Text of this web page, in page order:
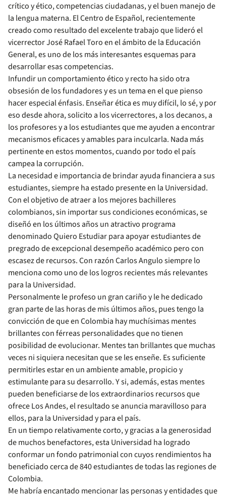
crítico y ético, competencias ciudadanas, y el buen manejo de
la lengua materna. El Centro de Español, recientemente
creado como resultado del excelente trabajo que lideró el
vicerrector José Rafael Toro en el ámbito de la Educación
General, es uno de los más interesantes esquemas para
desarrollar esas competencias.
Infundir un comportamiento ético y recto ha sido otra
obsesión de los fundadores y es un tema en el que pienso
hacer especial énfasis. Enseñar ética es muy difícil, lo sé, y por
eso desde ahora, solicito a los vicerrectores, a los decanos, a
los profesores y a los estudiantes que me ayuden a encontrar
mecanismos eficaces y amables para inculcarla. Nada más
pertinente en estos momentos, cuando por todo el país
campea la corrupción.
La necesidad e importancia de brindar ayuda financiera a sus
estudiantes, siempre ha estado presente en la Universidad.
Con el objetivo de atraer a los mejores bachilleres
colombianos, sin importar sus condiciones económicas, se
diseñó en los últimos años un atractivo programa
denominado Quiero Estudiar para apoyar estudiantes de
pregrado de excepcional desempeño académico pero con
escasez de recursos. Con razón Carlos Angulo siempre lo
menciona como uno de los logros recientes más relevantes
para la Universidad.
Personalmente le profeso un gran cariño y le he dedicado
gran parte de las horas de mis últimos años, pues tengo la
convicción de que en Colombia hay muchísimas mentes
brillantes con férreas personalidades que no tienen
posibilidad de evolucionar. Mentes tan brillantes que muchas
veces ni siquiera necesitan que se les enseñe. Es suficiente
permitirles estar en un ambiente amable, propicio y
estimulante para su desarrollo. Y si, además, estas mentes
pueden beneficiarse de los extraordinarios recursos que
ofrece Los Andes, el resultado se anuncia maravilloso para
ellos, para la Universidad y para el país.
En un tiempo relativamente corto, y gracias a la generosidad
de muchos benefactores, esta Universidad ha logrado
conformar un fondo patrimonial con cuyos rendimientos ha
beneficiado cerca de 840 estudiantes de todas las regiones de
Colombia.
Me habría encantado mencionar las personas y entidades que